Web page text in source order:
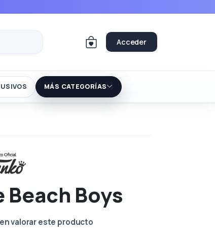
Acceder
MÁS CATEGORÍAS
Beach Boys
valorar este producto